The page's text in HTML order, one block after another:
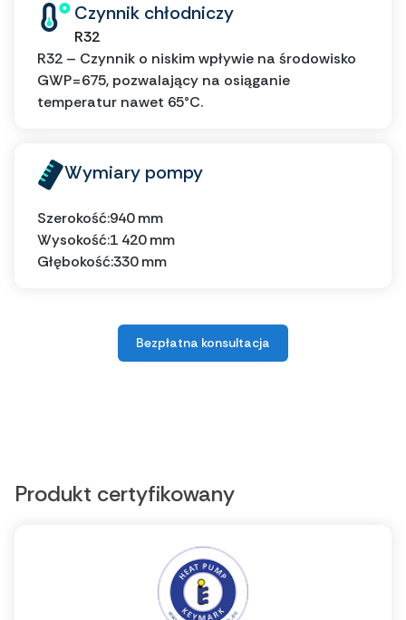
Czynnik chłodniczy
R32
R32 – Czynnik o niskim wpływie na środowisko
GWP=675, pozwalający na osiąganie
temperatur nawet 65°C.
Wymiary pompy
Szerokość:940 mm
Wysokość:1 420 mm
Głębokość:330 mm
Bezpłatna konsultacja
Produkt certyfikowany